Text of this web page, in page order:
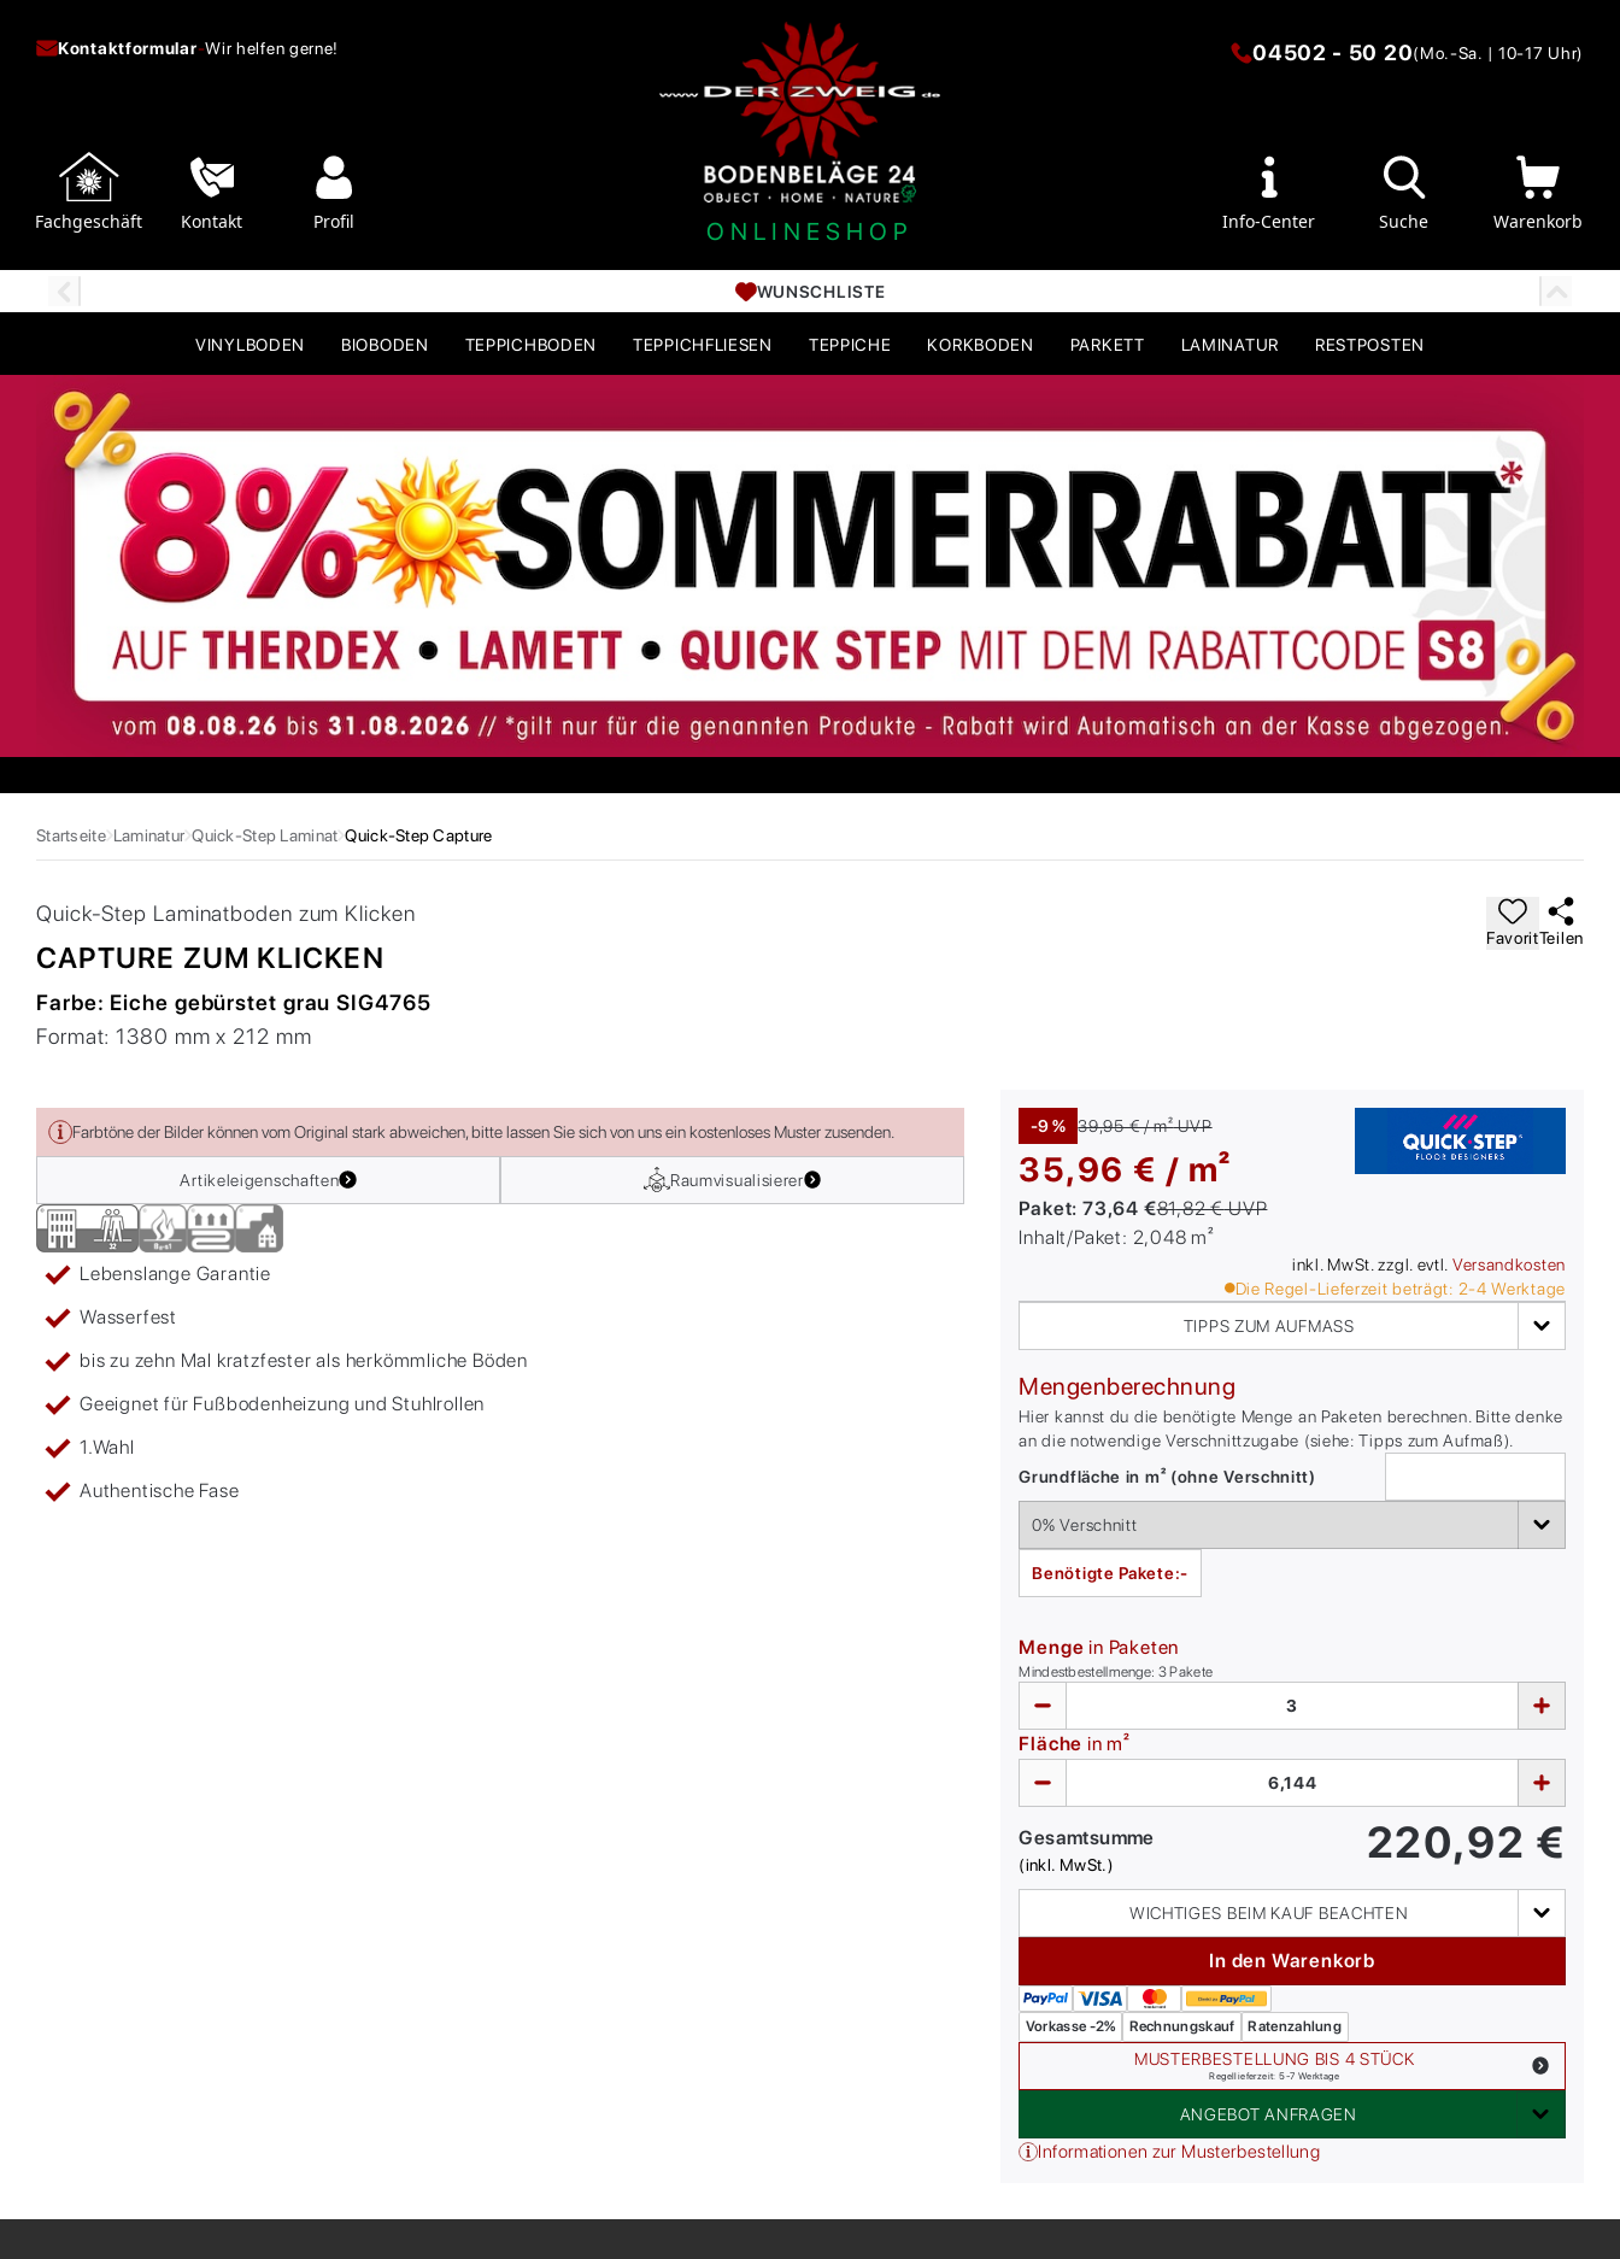
Kontaktformular-Wir helfen gerne!
Fachgeschäft Kontakt Profil ONLINESHOP
04502 - 50 20(Mo.-Sa. | 10-17 Uhr)
Info-Center Suche Warenkorb
WUNSCHLISTE
VINYLBODEN BIOBODEN TEPPICHBODEN TEPPICHFLIESEN TEPPICHE KORKBODEN PARKETT LAMINATUR RESTPOSTEN
Startseite Laminatur Quick-Step Laminat Quick-Step Capture
Quick-Step Laminatboden zum Klicken
CAPTURE ZUM KLICKEN
Farbe: Eiche gebürstet grau SIG4765
Format:1380 mm x 212 mm
FavoritTeilen
Farbtöne der Bilder können vom Original stark abweichen, bitte lassen Sie sich von uns ein kostenloses Muster zusenden.
Artikeleigenschaften Raumvisualisierer
Lebenslange Garantie
Wasserfest
bis zu zehn Mal kratzfester als herkömmliche Böden
Geeignet für Fußbodenheizung und Stuhlrollen
1.Wahl
Authentische Fase
-9 % 39,95 € / m²UVP
35,96 € / m²
Paket: 73,64 €81,82 €UVP
Inhalt/Paket: 2,048 m²
inkl. MwSt. zzgl. evtl. Versandkosten
Die Regel-Lieferzeit beträgt: 2-4 Werktage
TIPPS ZUM AUFMASS
Mengenberechnung
Hier kannst du die benötigte Menge an Paketen berechnen. Bitte denke
an die notwendige Verschnittzugabe (siehe: Tipps zum Aufmaß).
Grundfläche in m² (ohne Verschnitt)
Benötigte Pakete:-
Menge in Paketen
Mindestbestellmenge: 3Pakete
Fläche in m²
Gesamtsumme
(inkl. MwSt.) 220,92 €
WICHTIGES BEIM KAUF BEACHTEN
In den Warenkorb
Vorkasse -2% Rechnungskauf Ratenzahlung
MUSTERBESTELLUNG BIS 4 STÜCK
Regellieferzeit: 5-7 Werktage
ANGEBOT ANFRAGEN
Informationen zur Musterbestellung